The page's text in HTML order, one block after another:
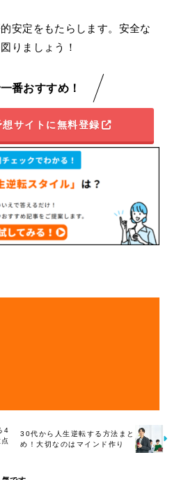
安定をもたらします。安全な
りましょう！
番おすすめ！
サイトに無料登録
4
30代から人生逆転する方法まと
め！大切なのはマインド作り